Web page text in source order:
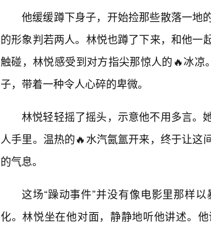
他缓缓蹲下身子，开始捡那些散落一地
的形象判若两人。林悦也蹲了下来，和他一
触碰，林悦感受到对方指尖那惊人的🔥冰
子，带着一种令人心碎的卑微。
林悦轻轻摇了摇头，示意他不用多言。
人手里。温热的🔥水汽氤氲开来，终于让
的气息。
这场“躁动事件”并没有像电影里那样
化。林悦坐在他对面，静静地听他讲述。